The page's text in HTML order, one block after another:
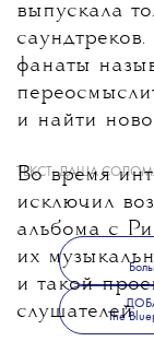
выпускала
фанаты
и найти
Во время
исключил
альбома с
их
и такой
слушателей.
ТЕКСТ:ДАША
The